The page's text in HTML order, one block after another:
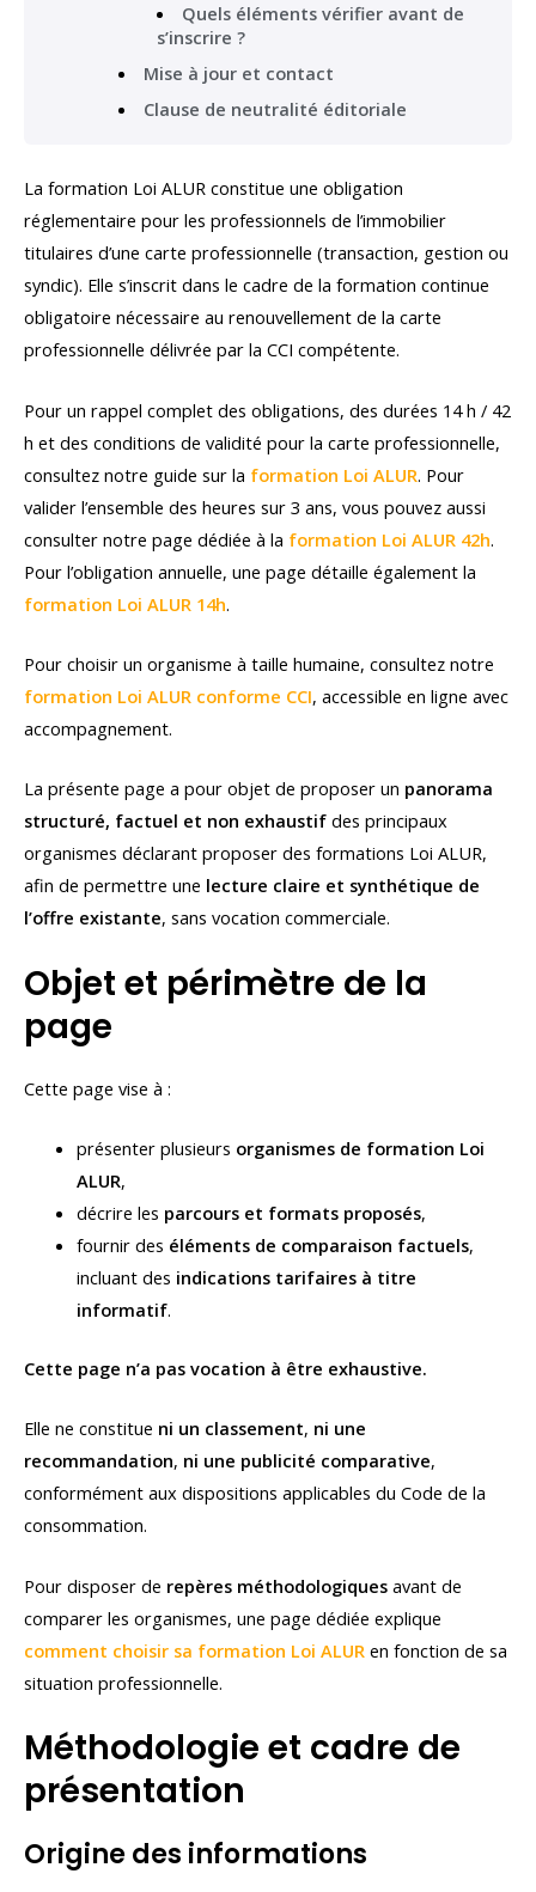
Quels éléments vérifier avant de
s’inscrire ?
Mise à jour et contact
Clause de neutralité éditoriale
La formation Loi ALUR constitue une obligation
réglementaire pour les professionnels de l’immobilier
titulaires d’une carte professionnelle (transaction, gestion ou
syndic). Elle s’inscrit dans le cadre de la formation continue
obligatoire nécessaire au renouvellement de la carte
professionnelle délivrée par la CCI compétente.
Pour un rappel complet des obligations, des durées 14 h / 42
h et des conditions de validité pour la carte professionnelle,
consultez notre guide sur la formation Loi ALUR. Pour
valider l’ensemble des heures sur 3 ans, vous pouvez aussi
consulter notre page dédiée à la formation Loi ALUR 42h.
Pour l’obligation annuelle, une page détaille également la
formation Loi ALUR 14h.
Pour choisir un organisme à taille humaine, consultez notre
formation Loi ALUR conforme CCI, accessible en ligne avec
accompagnement.
La présente page a pour objet de proposer un panorama
structuré, factuel et non exhaustif des principaux
organismes déclarant proposer des formations Loi ALUR,
afin de permettre une lecture claire et synthétique de
l’offre existante, sans vocation commerciale.
Objet et périmètre de la
page
Cette page vise à :
présenter plusieurs organismes de formation Loi
ALUR,
décrire les parcours et formats proposés,
fournir des éléments de comparaison factuels,
incluant des indications tarifaires à titre
informatif.
Cette page n’a pas vocation à être exhaustive.
Elle ne constitue ni un classement, ni une
recommandation, ni une publicité comparative,
conformément aux dispositions applicables du Code de la
consommation.
Pour disposer de repères méthodologiques avant de
comparer les organismes, une page dédiée explique
comment choisir sa formation Loi ALUR en fonction de sa
situation professionnelle.
Méthodologie et cadre de
présentation
Origine des informations